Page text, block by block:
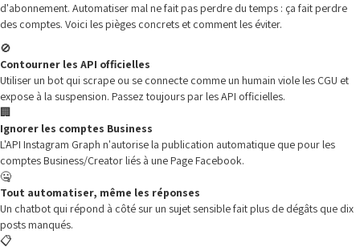
d'abonnement. Automatiser mal ne fait pas perdre du temps : ça fait perdre
des comptes. Voici les pièges concrets et comment les éviter.
🚫
Contourner les API officielles
Utiliser un bot qui scrape ou se connecte comme un humain viole les CGU et
expose à la suspension. Passez toujours par les API officielles.
🏢
Ignorer les comptes Business
L'API Instagram Graph n'autorise la publication automatique que pour les
comptes Business/Creator liés à une Page Facebook.
🤐
Tout automatiser, même les réponses
Un chatbot qui répond à côté sur un sujet sensible fait plus de dégâts que dix
posts manqués.
📋